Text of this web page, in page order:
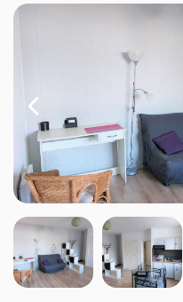
Estimation
Nos agences
Contact